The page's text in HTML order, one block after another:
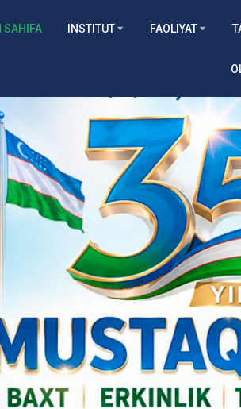
SAHIFA INSTITUT FAOLIYAT